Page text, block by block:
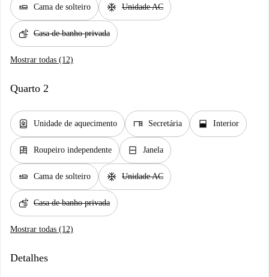
airline_seat_flat Cama de solteiro ac_unit Unidade AC
soap Casa de banho privada
Mostrar todas (12)
Quarto 2
water_heater Unidade de aquecimento desk Secretária window_open Interior
dresser Roupeiro independente window_closed Janela
airline_seat_flat Cama de solteiro ac_unit Unidade AC
soap Casa de banho privada
Mostrar todas (12)
Detalhes